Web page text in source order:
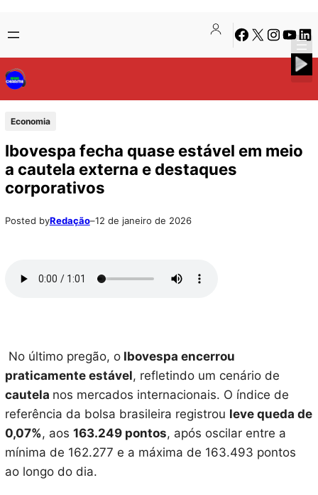
para
o
conteúdo
to
content
Facebook
X Instagram
Economia
Ibovespa fecha quase estável em meio
a cautela externa e destaques
corporativos
Posted byRedação–12 de janeiro de 2026
No último pregão, oIbovespa encerrou
praticamente estável, refletindo um cenário de
cautela nos mercados internacionais. O índice de
referência da bolsa brasileira registrou leve queda de
0,07%, aos 163.249 pontos, após oscilar entre a
mínima de 162.277 e a máxima de 163.493 pontos
ao longo do dia.